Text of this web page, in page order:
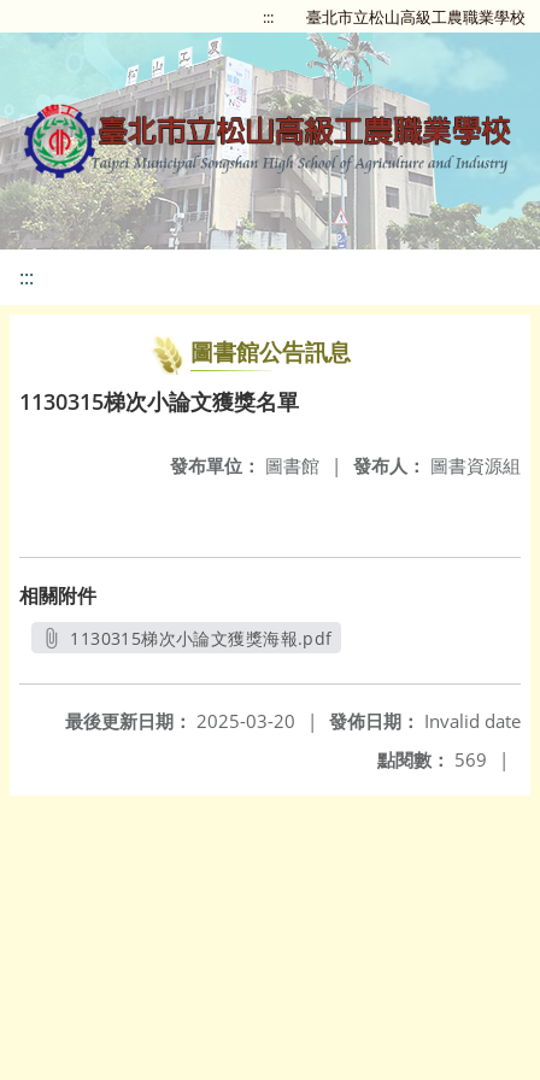
::: 臺北市立松山高級工農職業學校
:::
圖書館公告訊息
1130315梯次小論文獲獎名單
發布人： 圖書資源組
發布單位： 圖書館 |
相關附件
1130315梯次小論文獲獎海報.pdf
發佈日期： Invalid date
最後更新日期： 2025-03-20
|
點閱數： 569 |